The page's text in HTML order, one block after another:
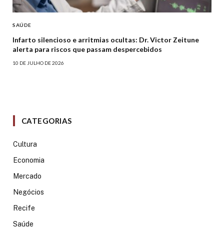
SAÚDE
Infarto silencioso e arritmias ocultas: Dr. Victor Zeitune
alerta para riscos que passam despercebidos
10 DE JULHO DE 2026
CATEGORIAS
Cultura
Economia
Mercado
Negócios
Recife
Saúde